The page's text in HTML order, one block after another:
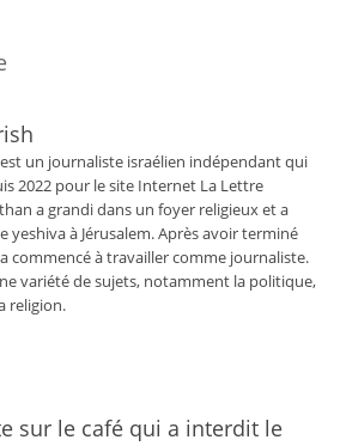
un journaliste israélien indépendant qui
2022 pour le site Internet La Lettre
a grandi dans un foyer religieux et a
yeshiva à Jérusalem. Après avoir terminé
commencé à travailler comme journaliste.
variété de sujets, notamment la politique,
religion.
sur le café qui a interdit le